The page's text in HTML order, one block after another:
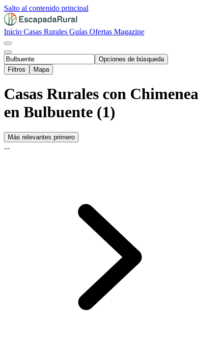
Salto al contenido principal
Inicio Casas Rurales Guías Ofertas Magazine
Opciones de búsqueda
Filtros
Mapa
Casas Rurales con Chimenea
en Bulbuente (1)
Más relevantes primero
...